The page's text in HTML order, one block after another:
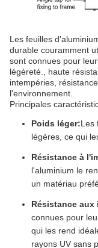
Les feuilles
durable couramment
sont connues pour
légèreté., haute
intempéries,
l'environnement.
Principales
Poids léger:Les
légères, ce qui
Résistance à
l'aluminium le
un matériau
Résistance aux
connues pour
qui les rend
rayons UV sans